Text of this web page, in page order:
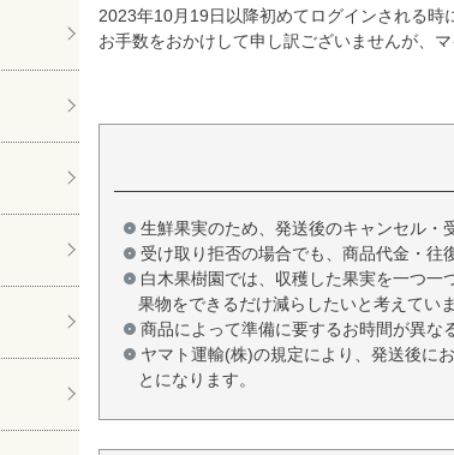
2023年10月19日以降初めてログインされる時
お手数をおかけして申し訳ございませんが、
生鮮果実のため、発送後のキャンセル・
受け取り拒否の場合でも、商品代金・往
白木果樹園では、収穫した果実を一つ一
果物をできるだけ減らしたいと考えてい
商品によって準備に要するお時間が異な
ヤマト運輸(株)の規定により、発送後に
とになります。